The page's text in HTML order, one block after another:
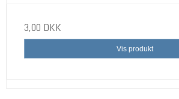
3,00 DKK
Vis produkt